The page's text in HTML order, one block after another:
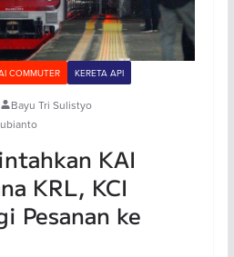
COMMUTER KERETA API
Bayu Tri Sulistyo
KAI
KRL, KCI
Pesanan ke